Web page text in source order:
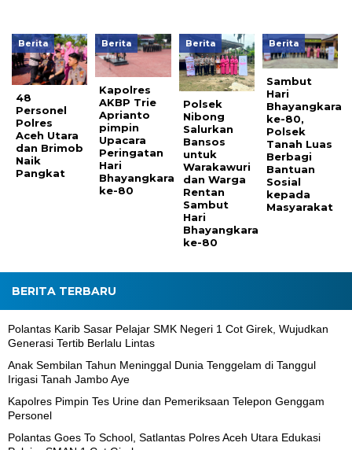
Berita
48
Personel
Polres
Aceh Utara
dan Brimob
Naik
Pangkat
Berita
Kapolres
AKBP Trie
Aprianto
pimpin
Upacara
Peringatan
Hari
Bhayangkara
ke-80
Berita
Polsek
Nibong
Salurkan
Bansos
untuk
Warakawuri
dan Warga
Rentan
Sambut
Hari
Bhayangkara
ke-80
Berita
Sambut
Hari
Bhayangkara
ke-80,
Polsek
Tanah Luas
Berbagi
Bantuan
Sosial
kepada
Masyarakat
BERITA TERBARU
Polantas Karib Sasar Pelajar SMK Negeri 1 Cot Girek, Wujudkan
Generasi Tertib Berlalu Lintas
Anak Sembilan Tahun Meninggal Dunia Tenggelam di Tanggul
Irigasi Tanah Jambo Aye
Kapolres Pimpin Tes Urine dan Pemeriksaan Telepon Genggam
Personel
Polantas Goes To School, Satlantas Polres Aceh Utara Edukasi